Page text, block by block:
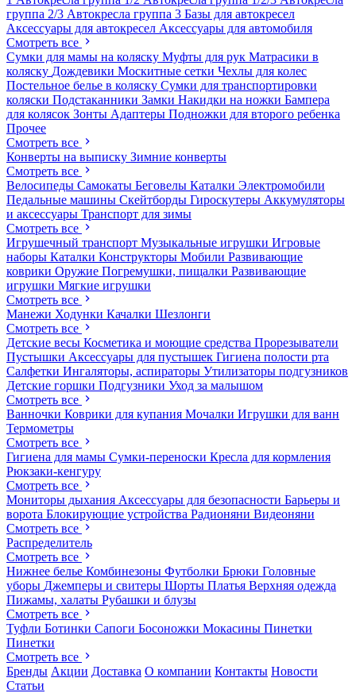
группа 2/3 Автокресла группа 3 Базы для автокресел
Аксессуары для автокресел Аксессуары для автомобиля
Смотреть все
Сумки для мамы на коляску Муфты для рук Матрасики в
коляску Дождевики Москитные сетки Чехлы для колес
Постельное белье в коляску Сумки для транспортировки
коляски Подстаканники Замки Накидки на ножки Бампера
для колясок Зонты Адаптеры Подножки для второго ребенка
Прочее
Смотреть все
Конверты на выписку Зимние конверты
Смотреть все
Велосипеды Самокаты Беговелы Каталки Электромобили
Педальные машины Скейтборды Гироскутеры Аккумуляторы
и аксессуары Транспорт для зимы
Смотреть все
Игрушечный транспорт Музыкальные игрушки Игровые
наборы Каталки Конструкторы Мобили Развивающие
коврики Оружие Погремушки, пищалки Развивающие
игрушки Мягкие игрушки
Смотреть все
Манежи Ходунки Качалки Шезлонги
Смотреть все
Детские весы Косметика и моющие средства Прорезыватели
Пустышки Аксессуары для пустышек Гигиена полости рта
Салфетки Ингаляторы, аспираторы Утилизаторы подгузников
Детские горшки Подгузники Уход за малышом
Смотреть все
Ванночки Коврики для купания Мочалки Игрушки для ванн
Термометры
Смотреть все
Гигиена для мамы Сумки-переноски Кресла для кормления
Рюкзаки-кенгуру
Смотреть все
Мониторы дыхания Аксессуары для безопасности Барьеры и
ворота Блокирующие устройства Радионяни Видеоняни
Смотреть все
Распределитель
Смотреть все
Нижнее белье Комбинезоны Футболки Брюки Головные
уборы Джемперы и свитеры Шорты Платья Верхняя одежда
Пижамы, халаты Рубашки и блузы
Смотреть все
Туфли Ботинки Сапоги Босоножки Мокасины Пинетки
Пинетки
Смотреть все
Бренды Акции Доставка О компании Контакты Новости
Статьи